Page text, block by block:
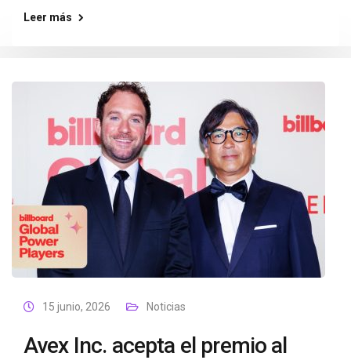
Leer más
15 junio, 2026 Noticias
Avex Inc. acepta el premio al